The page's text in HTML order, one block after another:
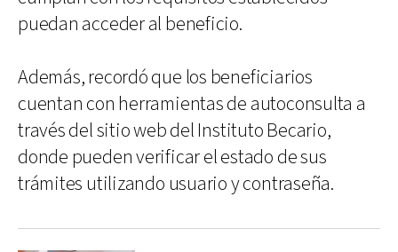
puedan acceder al beneficio.
Además, recordó que los beneficiarios
cuentan con herramientas de autoconsulta a
través del sitio web del Instituto Becario,
donde pueden verificar el estado de sus
trámites utilizando usuario y contraseña.